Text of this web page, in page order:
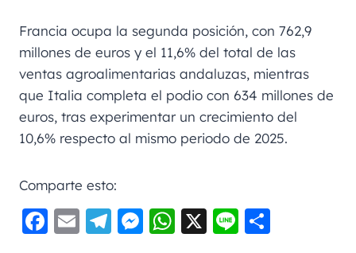
Francia ocupa la segunda posición, con 762,9
millones de euros y el 11,6% del total de las
ventas agroalimentarias andaluzas, mientras
que Italia completa el podio con 634 millones de
euros, tras experimentar un crecimiento del
10,6% respecto al mismo periodo de 2025.
Comparte esto:
F
E
Te M W X
Li